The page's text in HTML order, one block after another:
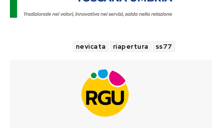
nevicata riapertura ss77